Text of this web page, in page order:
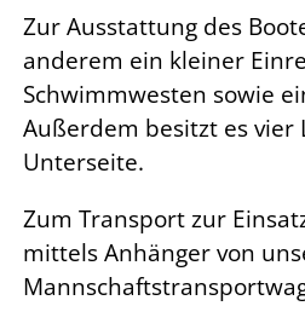
Zur Ausstattung des
anderem ein kleiner
Schwimmwesten sowie
Außerdem besitzt es
Unterseite.
Zum Transport zur
mittels Anhänger von